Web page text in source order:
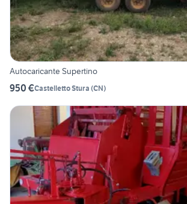
Autocaricante Supertino
950 €Castelletto Stura (CN)